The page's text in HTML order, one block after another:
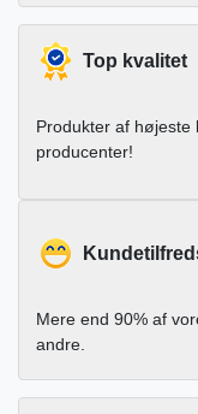
Top kvalitet
Produkter af
producenter!
Mere end 90% af
andre.